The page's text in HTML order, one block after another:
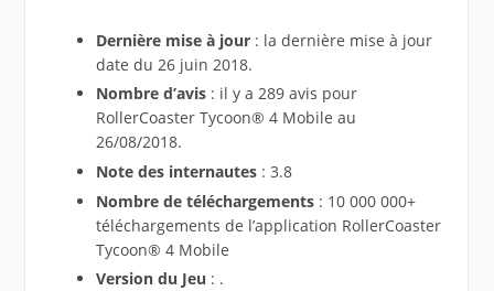
Dernière mise à jour: la dernière mise à jour
date du 26 juin 2018.
Nombre d’avis: il y a 289 avis pour
RollerCoaster Tycoon® 4 Mobile au
26/08/2018.
Note des internautes: 3.8
Nombre de téléchargements : 10 000 000+
téléchargements de l’application RollerCoaster
Tycoon® 4 Mobile
Version du Jeu : .